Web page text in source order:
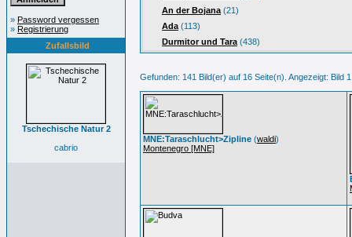
» Password vergessen
» Registrierung
Zufallsbild
Tschechische Natur 2
cabrio
An der Bojana (21)
Ada (113)
Durmitor und Tara (438)
Gefunden: 141 Bild(er) auf 16 Seite(n). Angezeigt: Bild
MNE:Taraschlucht>Zipline (waldi)
Montenegro [MNE]